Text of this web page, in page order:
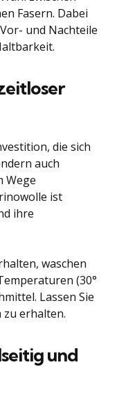
Fasern. Dabei
und Nachteile
die sich
auch
Wege
ist
ihre
waschen
(30°
Lassen Sie
zu erhalten.
und